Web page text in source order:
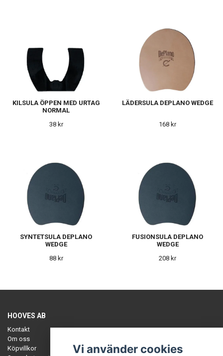
KILSULA ÖPPEN MED URTAG
NORMAL
38 kr
LÄDERSULA DEPLANO WEDGE
168 kr
SYNTETSULA DEPLANO
WEDGE
88 kr
FUSIONSULA DEPLANO
WEDGE
208 kr
HOOVES AB
Kontakt
Om oss
Köpvillkor
Vi använder cookies